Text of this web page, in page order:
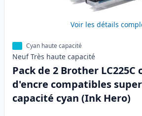
Voir les détails
Cyan haute capacité
Neuf Très haute capacité
Pack de 2 Brother LC225C
d'encre compatibles
capacité cyan (Ink Hero)